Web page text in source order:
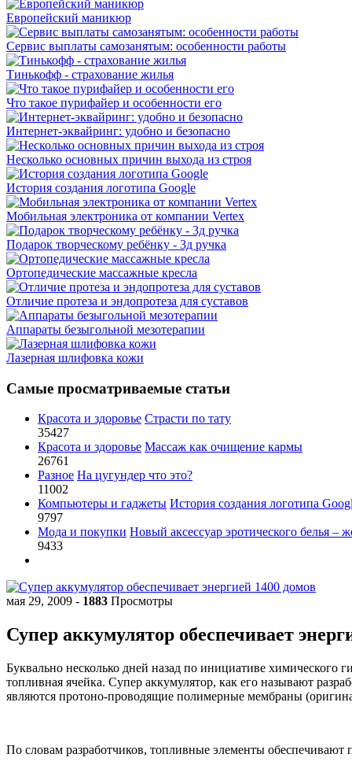
Европейский маникюр
Сервис выплаты самозанятым: особенности работы
Тинькофф - страхование жилья
Что такое пурифайер и особенности его
Интернет-эквайринг: удобно и безопасно
Несколько основных причин выхода из строя
История создания логотипа Google
Мобильная электроника от компании Vertex
Подарок творческому ребёнку - 3д ручка
Ортопедические массажные кресла
Отличие протеза и эндопротеза для суставов
Аппараты безыгольной мезотерапии
Лазерная шлифовка кожи
Самые просматриваемые статьи
Красота и здоровье Страсти по тату
35427
Красота и здоровье Массаж как очищение кармы
26761
Разное На цугундер что это?
11002
Компьютеры и гаджеты История создания логотипа
9797
Мода и покупки Новый аксессуар эротического белья –
9433
мая 29, 2009 - 1883 Просмотры
Супер аккумулятор обеспечивает
Буквально несколько дней назад по инициативе
топливная ячейка. Супер аккумулятор, как его называют
являются протоно-проводящие полимерные мембраны
По словам разработчиков, топливные элементы обеспечивают